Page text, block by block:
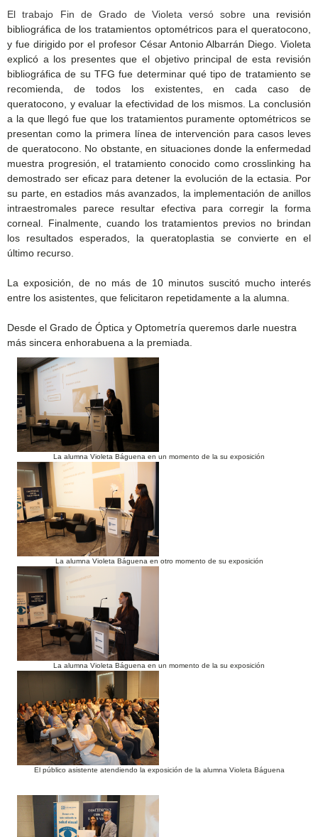
El trabajo Fin de Grado de Violeta versó sobre una revisión
bibliográfica de los tratamientos optométricos para el queratocono,
y fue dirigido por el profesor César Antonio Albarrán Diego. Violeta
explicó a los presentes que el objetivo principal de esta revisión
bibliográfica de su TFG fue determinar qué tipo de tratamiento se
recomienda, de todos los existentes, en cada caso de
queratocono, y evaluar la efectividad de los mismos. La conclusión
a la que llegó fue que los tratamientos puramente optométricos se
presentan como la primera línea de intervención para casos leves
de queratocono. No obstante, en situaciones donde la enfermedad
muestra progresión, el tratamiento conocido como crosslinking ha
demostrado ser eficaz para detener la evolución de la ectasia. Por
su parte, en estadios más avanzados, la implementación de anillos
intraestromales parece resultar efectiva para corregir la forma
corneal. Finalmente, cuando los tratamientos previos no brindan
los resultados esperados, la queratoplastia se convierte en el
último recurso.
La exposición, de no más de 10 minutos suscitó mucho interés
entre los asistentes, que felicitaron repetidamente a la alumna.
Desde el Grado de Óptica y Optometría queremos darle nuestra
más sincera enhorabuena a la premiada
La alumna Violeta Báguena en un momento de la su exposición
La alumna Violeta Báguena en otro momento de su exposición
La alumna Violeta Báguena en un momento de la su exposición
El público asistente atendiendo la exposición de la alumna Violeta Báguena